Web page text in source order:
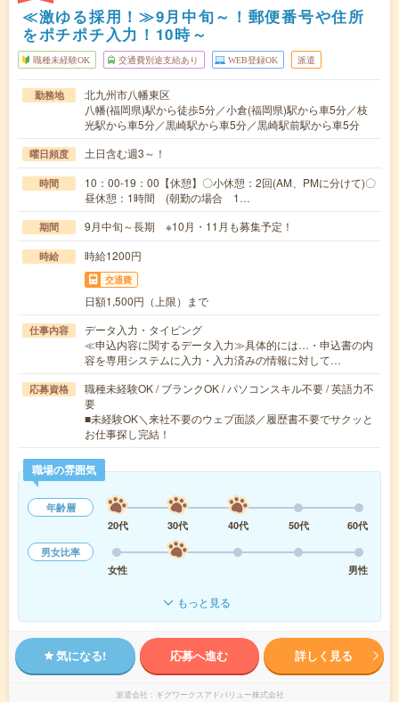
≪激ゆる採用！≫9月中旬～！郵便番号や住所
をポチポチ入力！10時～
職種未経験OK 交通費別途支給あり WEB登録OK 派遣
勤務地
北九州市八幡東区
八幡(福岡県)駅から徒歩5分／小倉(福岡県)駅から車5分／枝
光駅から車5分／黒崎駅から車5分／黒崎駅前駅から車5分
曜日頻度 土日含む週3～！
時間
10：00-19：00【休憩】〇小休憩：2回(AM、PMに分けて)〇
昼休憩：1時間 (朝勤の場合 1…
期間 9月中旬～長期 ※10月・11月も募集予定！
時給 時給1200円
交通費
日額1,500円（上限）まで
仕事内容
データ入力・タイピング
≪申込内容に関するデータ入力≫具体的には…・申込書の内
容を専用システムに入力・入力済みの情報に対して…
応募資格
職種未経験OK / ブランクOK / パソコンスキル不要 / 英語力不
要
■未経験OK＼来社不要のウェブ面談／履歴書不要でサクッと
お仕事探し完結！
職場の雰囲気
年齢層
20代
30代 40代 50代
60代
男女比率
女性
男性
もっと見る
気になる! 応募へ進む 詳しく見る
派遣会社 ギグワークスアドバリュー株式会社